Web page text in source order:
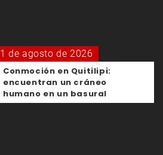
1 de agosto de 2026
Conmoción en Quitilipi:
encuentran un cráneo
humano en un basural